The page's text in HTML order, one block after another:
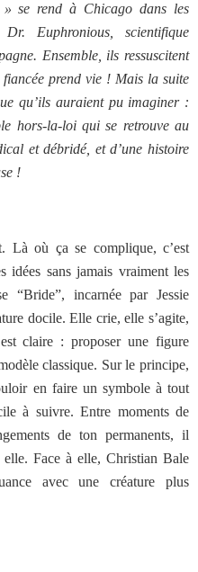
se rend à Chicago dans les
Euphronious, scientifique
Ensemble, ils ressuscitent
fiancée prend vie ! Mais la suite
qu’ils auraient pu imaginer :
hors-la-loi qui se retrouve au
et débridé, et d’une histoire
!
Là où ça se complique, c’est
idées sans jamais vraiment les
“Bride”, incarnée par Jessie
docile. Elle crie, elle s’agite,
claire : proposer une figure
classique. Sur le principe,
en faire un symbole à tout
à suivre. Entre moments de
de ton permanents, il
elle. Face à elle, Christian Bale
avec une créature plus